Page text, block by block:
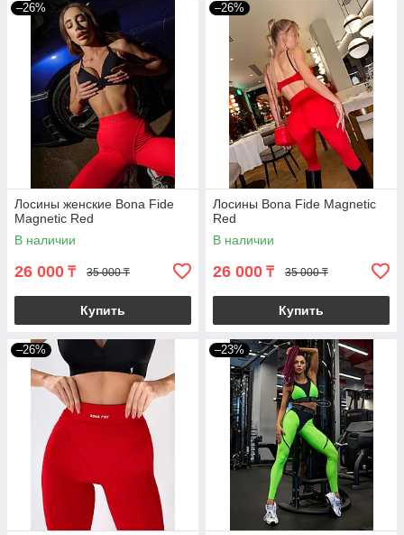
–26%
Лосины женские Bona Fide
Magnetic Red
В наличии
26 000 ₸ 35 000 ₸
Купить
–26%
Лосины Bona Fide Magnetic
Red
В наличии
26 000 ₸ 35 000 ₸
Купить
–26% –23%